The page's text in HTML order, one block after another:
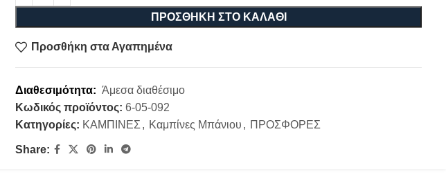
ΠΡΟΣΘΉΚΗ ΣΤΟ ΚΑΛΆΘΙ
Προσθήκη στα Αγαπημένα
Διαθεσιμότητα: Άμεσα διαθέσιμο
Κωδικός προϊόντος: 6-05-092
Κατηγορίες: ΚΑΜΠΙΝΕΣ , Καμπίνες Μπάνιου , ΠΡΟΣΦΟΡΕΣ
Share: